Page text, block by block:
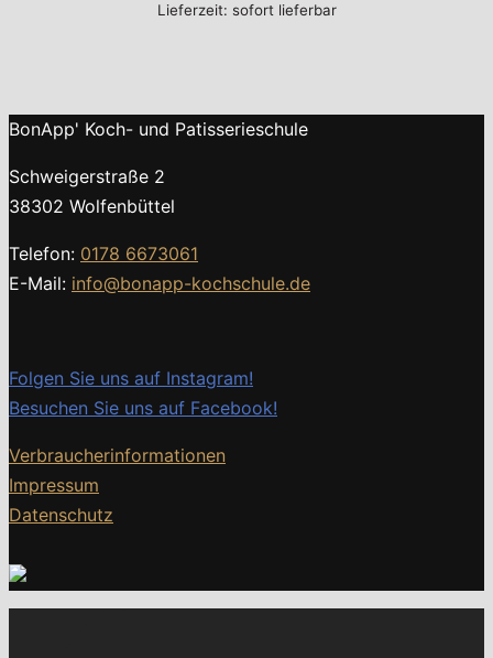
Lieferzeit: sofort lieferbar
BonApp' Koch- und Patisserieschule
Schweigerstraße 2
38302 Wolfenbüttel
Telefon: 0178 6673061
E-Mail: info@bonapp-kochschule.de
Folgen Sie uns auf Instagram!
Besuchen Sie uns auf Facebook!
Verbraucherinformationen
Impressum
Datenschutz